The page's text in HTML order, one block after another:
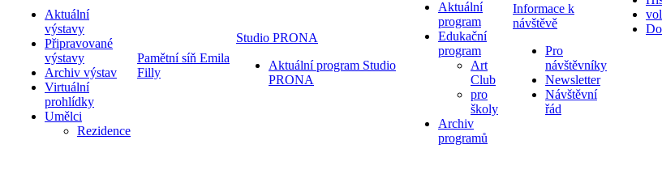
Aktuální
výstavy
Připravované
výstavy
Archiv výstav
Virtuální
prohlídky
Umělci
Rezidence
Pamětní síň Emila
Filly
Studio PRONA
Aktuální program Studio
PRONA
Aktuální
program
Edukační
program
Art
Club
pro
školy
Archiv
programů
Informace k
návštěvě
Pro
návštěvníky
Newsletter
Návštěvní
řád